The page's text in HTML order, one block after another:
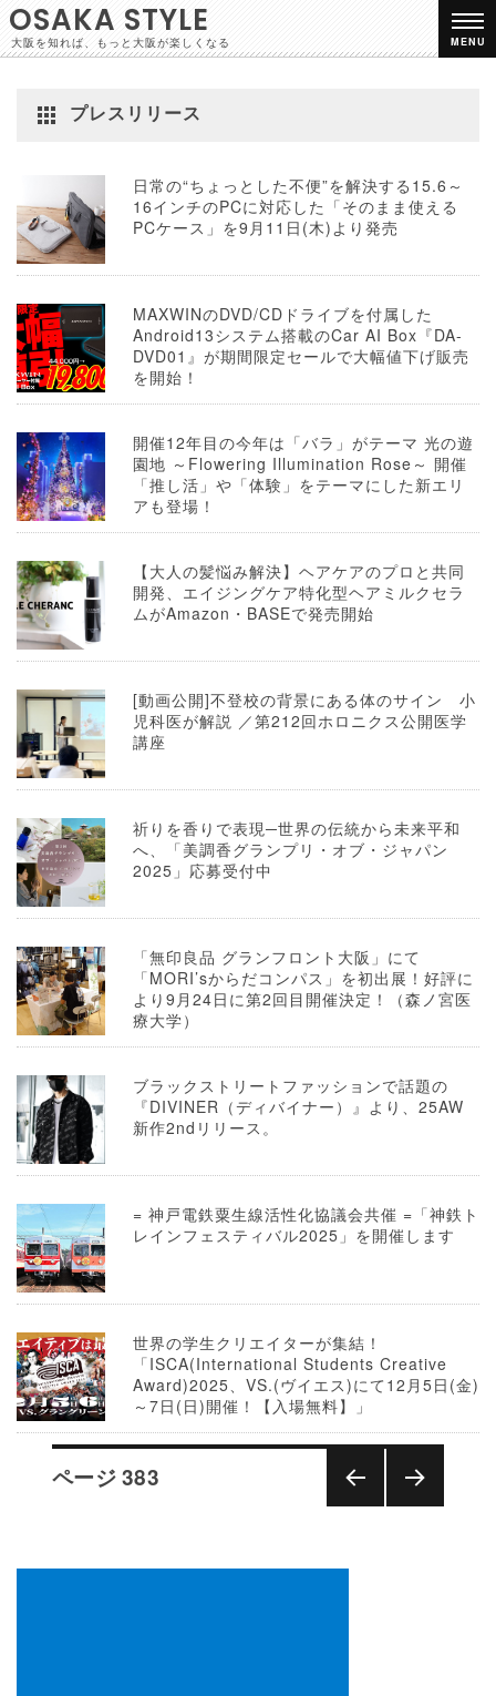
OSAKA STYLE
大阪を知れば、もっと大阪が楽しくなる MENU
プレスリリース
日常の“ちょっとした不便”を解決する15.6～
16インチのPCに対応した「そのまま使える
PCケース」を9月11日(木)より発売
MAXWINのDVD/CDドライブを付属した
Android13システム搭載のCar AI Box『DA-
DVD01』が期間限定セールで大幅値下げ販売
を開始！
開催12年目の今年は「バラ」がテーマ 光の遊
園地 ～Flowering Illumination Rose～ 開催
「推し活」や「体験」をテーマにした新エリ
アも登場！
【大人の髪悩み解決】ヘアケアのプロと共同
開発、エイジングケア特化型ヘアミルクセラ
ムがAmazon・BASEで発売開始
[動画公開]不登校の背景にある体のサイン 小
児科医が解説 ／第212回ホロニクス公開医学
講座
祈りを香りで表現─世界の伝統から未来平和
へ、「美調香グランプリ・オブ・ジャパン
2025」応募受付中
「無印良品 グランフロント大阪」にて
「MORI’sからだコンパス」を初出展！好評に
より9月24日に第2回目開催決定！（森ノ宮医
療大学）
ブラックストリートファッションで話題の
『DIVINER（ディバイナー）』より、25AW
新作2ndリリース。
= 神戸電鉄粟生線活性化協議会共催 =「神鉄ト
レインフェスティバル2025」を開催します
世界の学生クリエイターが集結！
「ISCA(International Students Creative
Award)2025、VS.(ヴイエス)にて12月5日(金)
～7日(日)開催！【入場無料】」
稿
ジ
ページ383